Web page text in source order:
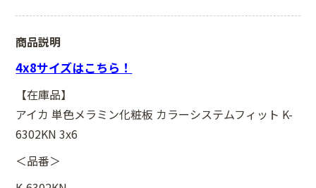
商品説明
4x8サイズはこちら！
【在庫品】
アイカ 単色メラミン化粧板 カラーシステムフィット K-
6302KN 3x6
＜品番＞